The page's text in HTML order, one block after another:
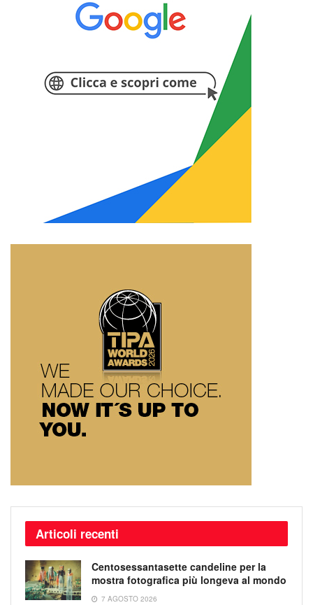
Articoli recenti
Centosessantasette candeline per la
mostra fotografica più longeva al mondo
7 AGOSTO 2026